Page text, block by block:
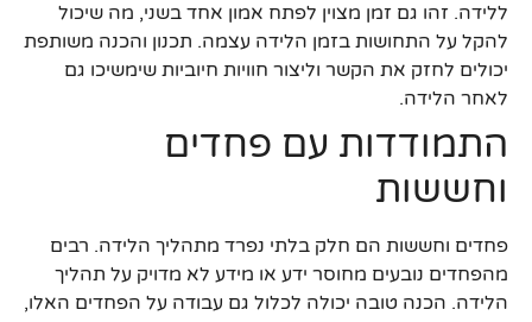
ללידה. זהו גם זמן מצוין לפתח אמון אחד בשני, מה שיכול
להקל על התחושות בזמן הלידה עצמה. תכנון והכנה משותפת
יכולים לחזק את הקשר וליצור חוויות חיוביות שימשיכו גם
לאחר הלידה.
התמודדות עם פחדים
וחששות
פחדים וחששות הם חלק בלתי נפרד מתהליך הלידה. רבים
מהפחדים נובעים מחוסר ידע או מידע לא מדויק על תהליך
הלידה. הכנה טובה יכולה לכלול גם עבודה על הפחדים האלו,